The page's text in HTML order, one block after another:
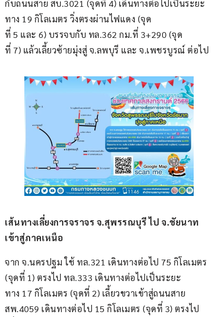
กับถนนสาย สบ.3021 (จุดที่ 4) เดินทางต่อไปเป็นระยะ
ทาง 19 กิโลเมตร วิ่งตรงผ่านไฟแดง (จุด
ที่ 5 และ 6) บรรจบกับ ทล.362 กม.ที่ 3+290 (จุด
ที่ 7) แล้วเลี้ยวซ้ายมุ่งสู่ จ.ลพบุรี และ จ.เพชรบูรณ์ ต่อไป
เส้นทางเลี่ยงการจราจร จ.สุพรรณบุรี ไป จ.ชัยนาท
เข้าสู่ภาคเหนือ
จาก จ.นครปฐม ใช้ ทล.321 เดินทางต่อไป 75 กิโลเมตร
(จุดที่ 1) ตรงไป ทล.333 เดินทางต่อไปเป็นระยะ
ทาง 17 กิโลเมตร (จุดที่ 2) เลี้ยวขวาเข้าสู่ถนนสาย
สพ.4059 เดินทางต่อไป 15 กิโลเมตร (จุดที่ 3) ตรงไป